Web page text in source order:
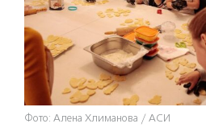
Фото: Алена Хлиманова / АСИ